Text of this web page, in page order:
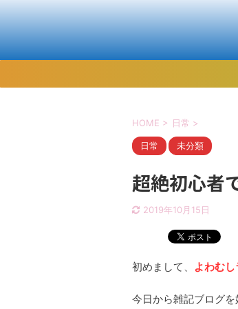
HOME > 日常 >
日常 未分類
超絶初心者
2019年10月15日
初めまして、 よわむ
今日から雑記ブログ